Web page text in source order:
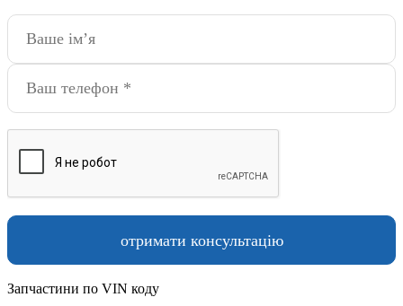
Запчастини по VIN коду